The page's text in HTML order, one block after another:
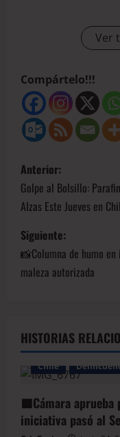
Ver
Compártelo!!!
Anterior:
Golpe al Bolsillo:
Alzas Este Jueves en
Siguiente:
📸Columna de humo
maleza autorizada
HISTORIAS
Chile
🟦Cámara
iniciativa pasó al